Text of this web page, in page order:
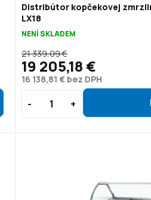
Distribútor kopčekovej
LX18
NENÍ SKLADEM
16 138,81 € bez DPH
21 339,09 €
19 205,18 €